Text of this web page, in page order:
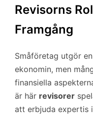
Revisorns
Framgång
Småföretag utgör en
ekonomin, men
finansiella
är här revisorer
att erbjuda expertis